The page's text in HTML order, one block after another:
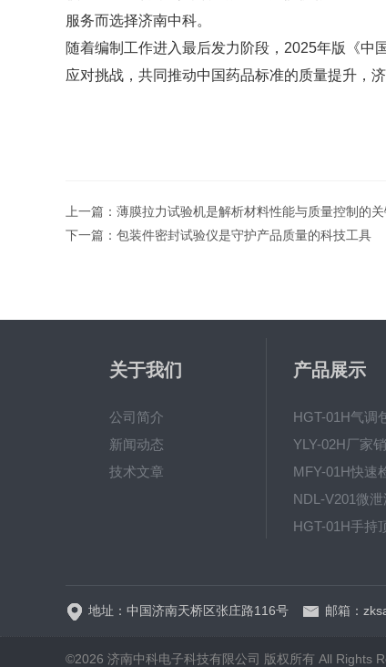
服务而选择济南中科。
随着编制工作进入最后发力阶段，2025年版《中
应对挑战，共同推动中国药品标准的质量提升，
上一篇： 薄膜拉力试验机是解析材料性能与质量控制的
下一篇： 包装件密封试验仪是守护产品质量的科技工具
关于我们
公司简介
新闻动态
技术文章
产品展示
地址：中国济南天桥区张庄路116号 邮箱：
©2026 济南中科电子科技有限公司 版权所有 All Rights